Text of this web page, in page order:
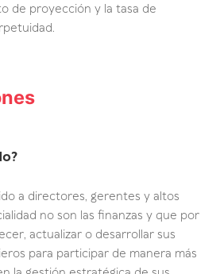
de proyección y la tasa de
a directores, gerentes y altos
no son las finanzas y que por
actualizar o desarrollar sus
para participar de manera más